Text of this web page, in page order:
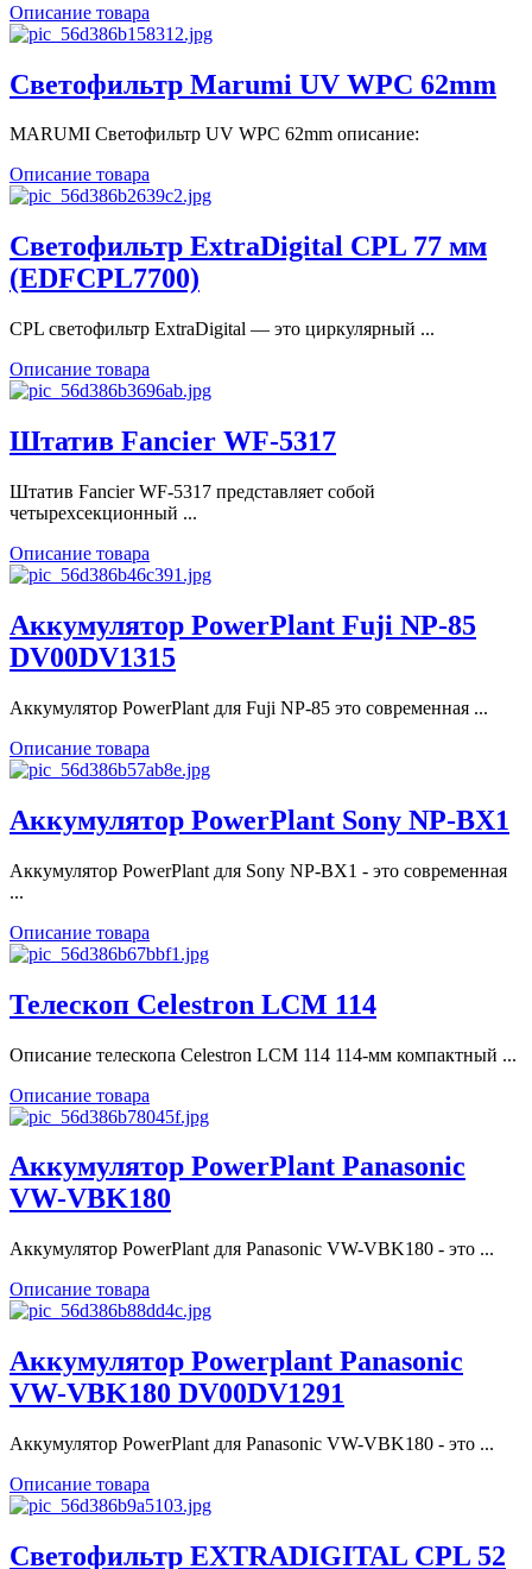
Описание товара
Светофильтр Marumi UV WPC 62mm
MARUMI Светофильтр UV WPC 62mm описание:
Описание товара
Светофильтр ExtraDigital CPL 77 мм
(EDFCPL7700)
CPL cветофильтр ExtraDigital — это циркулярный ...
Описание товара
Штатив Fancier WF-5317
Штатив Fancier WF-5317 представляет собой
четырехсекционный ...
Описание товара
Аккумулятор PowerPlant Fuji NP-85
DV00DV1315
Аккумулятор PowerPlant для Fuji NP-85 это современная ...
Описание товара
Aккумулятор PowerPlant Sony NP-BX1
Аккумулятор PowerPlant для Sony NP-BX1 - это современная
...
Описание товара
Телескоп Celestron LCM 114
Описание телескопа Celestron LCM 114 114-мм компактный ...
Описание товара
Aккумулятор PowerPlant Panasonic
VW-VBK180
Аккумулятор PowerPlant для Panasonic VW-VBK180 - это ...
Описание товара
Аккумулятор Powerplant Panasonic
VW-VBK180 DV00DV1291
Аккумулятор PowerPlant для Panasonic VW-VBK180 - это ...
Описание товара
Светофильтр EXTRADIGITAL CPL 52